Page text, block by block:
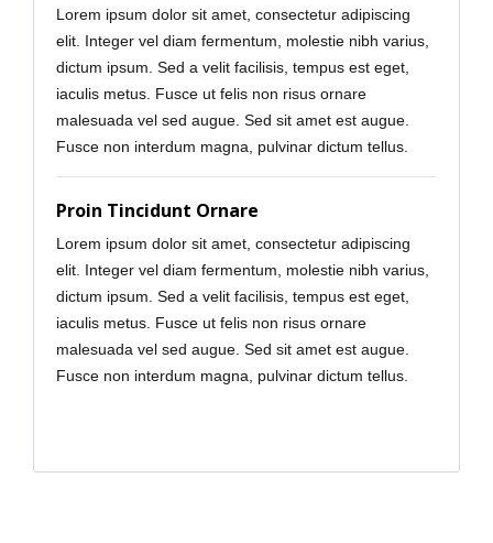
Lorem ipsum dolor sit amet, consectetur adipiscing
elit. Integer vel diam fermentum, molestie nibh varius,
dictum ipsum. Sed a velit facilisis, tempus est eget,
iaculis metus. Fusce ut felis non risus ornare
malesuada vel sed augue. Sed sit amet est augue.
Fusce non interdum magna, pulvinar dictum tellus.
Proin Tincidunt Ornare
Lorem ipsum dolor sit amet, consectetur adipiscing
elit. Integer vel diam fermentum, molestie nibh varius,
dictum ipsum. Sed a velit facilisis, tempus est eget,
iaculis metus. Fusce ut felis non risus ornare
malesuada vel sed augue. Sed sit amet est augue.
Fusce non interdum magna, pulvinar dictum tellus.